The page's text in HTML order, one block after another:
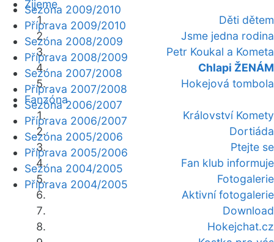
Žijeme
Děti dětem
Jsme jedna rodina
Petr Koukal a Kometa
Chlapi ŽENÁM
Hokejová tombola
Fanzóna
Království Komety
Dortiáda
Ptejte se
Fan klub informuje
Fotogalerie
Aktivní fotogalerie
Download
Hokejchat.cz
Sezóna 2009/2010
Příprava 2009/2010
Sezóna 2008/2009
Příprava 2008/2009
Sezóna 2007/2008
Příprava 2007/2008
Sezóna 2006/2007
Příprava 2006/2007
Sezóna 2005/2006
Příprava 2005/2006
Sezóna 2004/2005
Příprava 2004/2005